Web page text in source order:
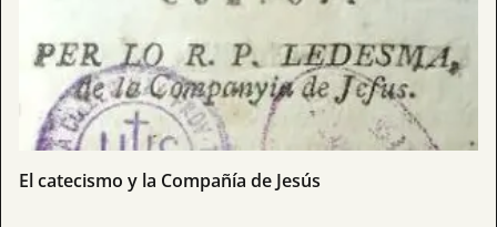
El catecismo y la Compañía de Jesús